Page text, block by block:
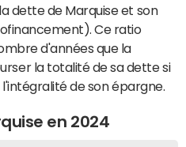
dette de Marquise et son
Ce ratio
d'années que la
la totalité de sa dette si
de son épargne.
en 2024